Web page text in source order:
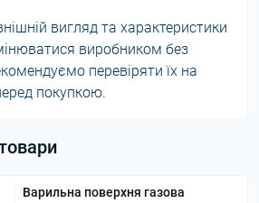
вигляд та характеристики
виробником без
перевіряти їх на
покупкою.
Варильна поверхня газова